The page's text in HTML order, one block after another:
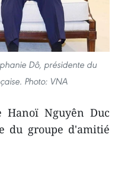
Dô, présidente du
Photo: VNA
Nguyên Duc
du groupe d'amitié